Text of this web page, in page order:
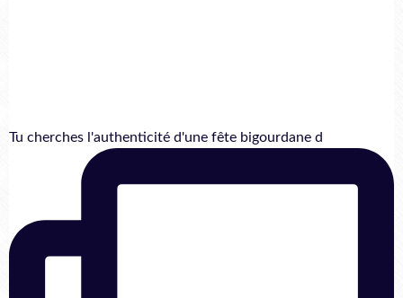
Tu cherches l'authenticité d'une fête bigourdane d